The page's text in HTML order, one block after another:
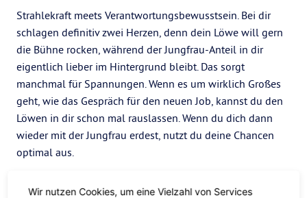
Strahlekraft meets Verantwortungsbewusstsein. Bei dir
schlagen definitiv zwei Herzen, denn dein Löwe will gern
die Bühne rocken, während der Jungfrau-Anteil in dir
eigentlich lieber im Hintergrund bleibt. Das sorgt
manchmal für Spannungen. Wenn es um wirklich Großes
geht, wie das Gespräch für den neuen Job, kannst du den
Löwen in dir schon mal rauslassen. Wenn du dich dann
wieder mit der Jungfrau erdest, nutzt du deine Chancen
optimal aus.
Wir nutzen Cookies, um eine Vielzahl von Services